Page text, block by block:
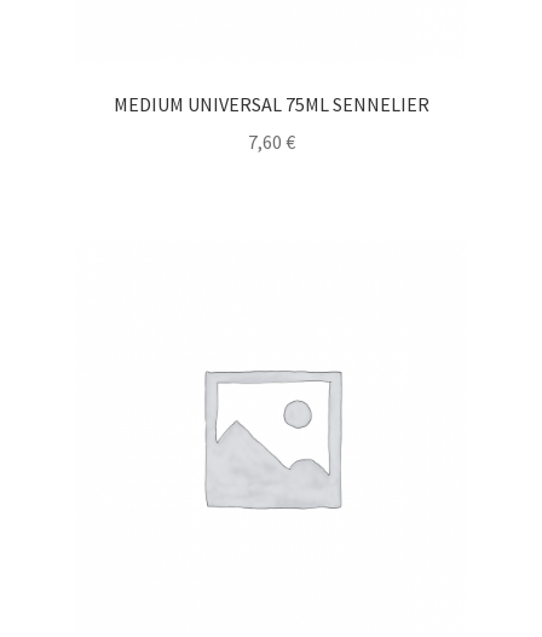
MEDIUM UNIVERSAL 75ML SENNELIER
7,60 €